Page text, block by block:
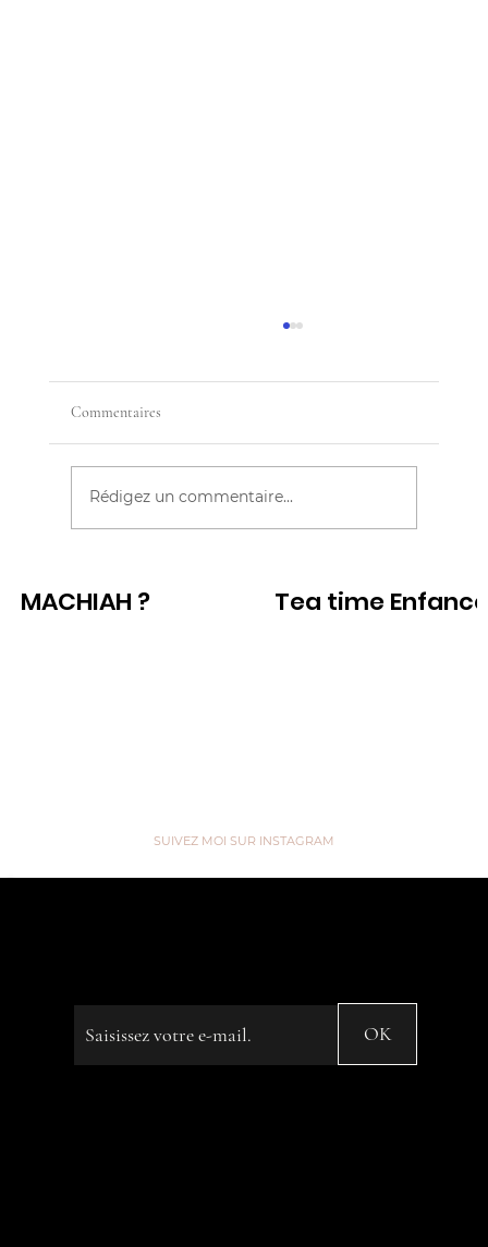
Commentaires
Rédigez un commentaire...
MACHIAH ? Tea time
SUIVEZ MOI SUR INSTAGRAM
© 2023 by Name of Site. Created on
OK